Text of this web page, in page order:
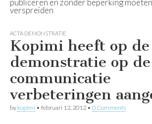
publiceren en zonder beperking
verspreiden
ACTA DEMONSTRATIE
Kopimi heeft op de
demonstratie op
communicatie
verbeteringen
by kopimi • februari 12, 2012 • 0 Comments